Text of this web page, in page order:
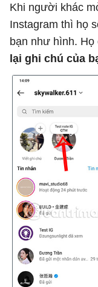
Khi người khác
Instagram thì họ
bạn như hình. Họ
lại ghi chú của